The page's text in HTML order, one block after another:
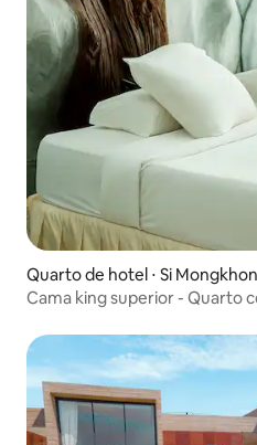
Quarto de hotel ⋅ Si Mongkhon
Cama king superior - Quarto